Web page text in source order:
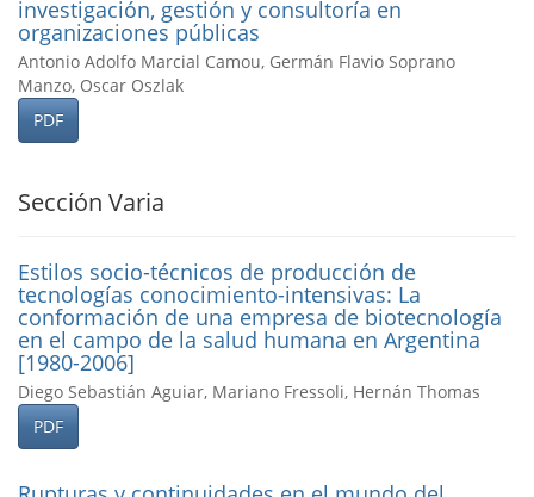
investigación, gestión y consultorí­a en
organizaciones públicas
Antonio Adolfo Marcial Camou, Germán Flavio Soprano
Manzo, Oscar Oszlak
PDF
Sección Varia
Estilos socio-técnicos de producción de
tecnologí­as conocimiento-intensivas: La
conformación de una empresa de biotecnologí­a
en el campo de la salud humana en Argentina
[1980-2006]
Diego Sebastián Aguiar, Mariano Fressoli, Hernán Thomas
PDF